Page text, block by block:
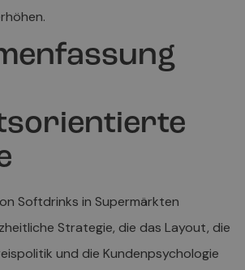
Softdrinks in Supermärkten
Strategie, die das Layout, die
und die Kundenpsychologie